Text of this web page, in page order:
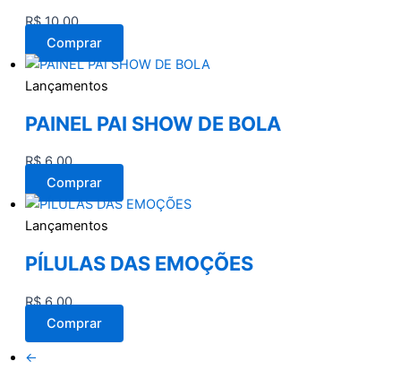
R$10,00
Comprar
Lançamentos
PAINEL PAI SHOW DE BOLA
R$6,00
Comprar
Lançamentos
PÍLULAS DAS EMOÇÕES
R$6,00
Comprar
←